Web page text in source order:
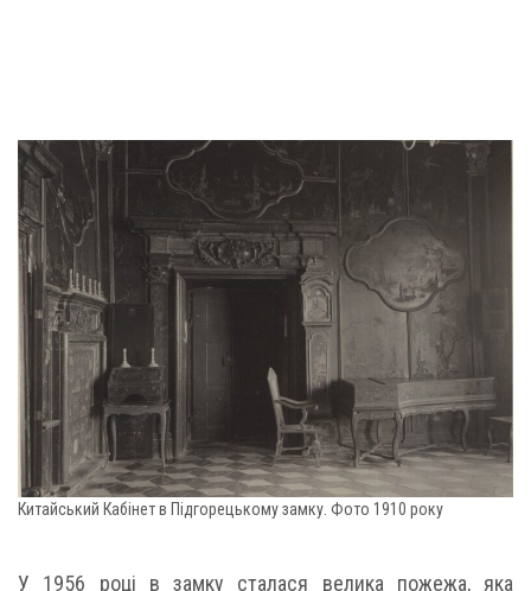
Китайський Кабінет в Підгорецькому замку. Фото 1910 року
У 1956 році в замку сталася велика пожежа, яка